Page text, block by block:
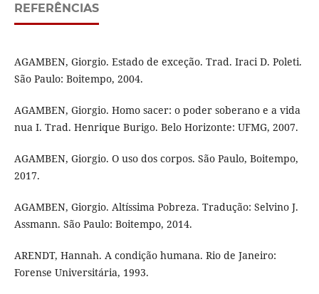
REFERÊNCIAS
AGAMBEN, Giorgio. Estado de exceção. Trad. Iraci D. Poleti.
São Paulo: Boitempo, 2004.
AGAMBEN, Giorgio. Homo sacer: o poder soberano e a vida
nua I. Trad. Henrique Burigo. Belo Horizonte: UFMG, 2007.
AGAMBEN, Giorgio. O uso dos corpos. São Paulo, Boitempo,
2017.
AGAMBEN, Giorgio. Altíssima Pobreza. Tradução: Selvino J.
Assmann. São Paulo: Boitempo, 2014.
ARENDT, Hannah. A condição humana. Rio de Janeiro:
Forense Universitária, 1993.